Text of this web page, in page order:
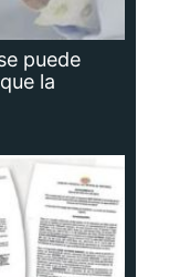
puede
la